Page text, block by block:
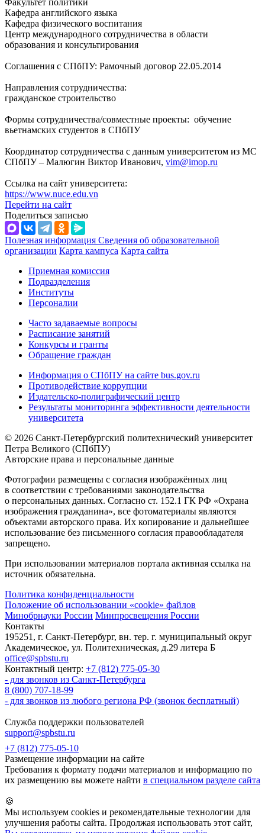
Факультет политики
Кафедра английского языка
Кафедра физического воспитания
Центр международного сотрудничества в области
образования и консультирования
Соглашения с СПбПУ: Рамочный договор 22.05.2014
Направления сотрудничества:
гражданское строительство
Формы сотрудничества/совместные проекты: обучение
вьетнамских студентов в СПбПУ
Координатор сотрудничества с данным университетом из МС
СПбПУ – Малюгин Виктор Иванович, vim@imop.ru
Ссылка на сайт университета:
https://www.nuce.edu.vn
Перейти на сайт
Поделиться записью
Полезная информация Сведения об образовательной
организации Карта кампуса Карта сайта
Приемная комиссия
Подразделения
Институты
Персоналии
Часто задаваемые вопросы
Расписание занятий
Конкурсы и гранты
Обращение граждан
Информация о СПбПУ на сайте bus.gov.ru
Противодействие коррупции
Издательско-полиграфический центр
Результаты мониторинга эффективности деятельности
университета
© 2026 Санкт-Петербургский политехнический университет
Петра Великого (СПбПУ)
Авторские права и персональные данные
Фотографии размещены с согласия изображённых лиц
в соответствии с требованиями законодательства
о персональных данных. Согласно ст. 152.1 ГК РФ «Охрана
изображения гражданина», все фотоматериалы являются
объектами авторского права. Их копирование и дальнейшее
использование без письменного согласия правообладателя
запрещено.
При использовании материалов портала активная ссылка на
источник обязательна.
Политика конфиденциальности
Положение об использовании «cookie» файлов
Минобрнауки России Минпросвещения России
Контакты
195251, г. Санкт-Петербург, вн. тер. г. муниципальный округ
Академическое, ул. Политехническая, д.29 литера Б
office@spbstu.ru
Контактный центр: +7 (812) 775-05-30
- для звонков из Санкт-Петербурга
8 (800) 707-18-99
- для звонков из любого региона РФ (звонок бесплатный)
Служба поддержки пользователей
support@spbstu.ru
+7 (812) 775-05-10
Размещение информации на сайте
Требования к формату подачи материалов и информацию по
их размещению вы можете найти в специальном разделе сайта
🍪
Мы используем cookies и рекомендательные технологии для
улучшения работы сайта. Продолжая использовать этот сайт,